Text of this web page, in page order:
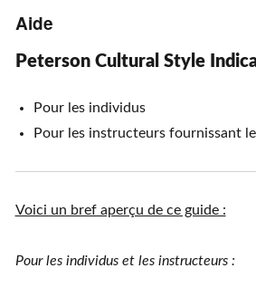
Aide
Peterson Cultural Style
Pour les individus
Pour les instructeurs fournissant
Voici un bref aperçu de ce guide :
Pour les individus et les instructeurs :